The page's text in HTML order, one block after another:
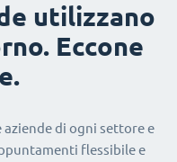
utilizzano
Eccone
aziende di ogni settore e
flessibile e